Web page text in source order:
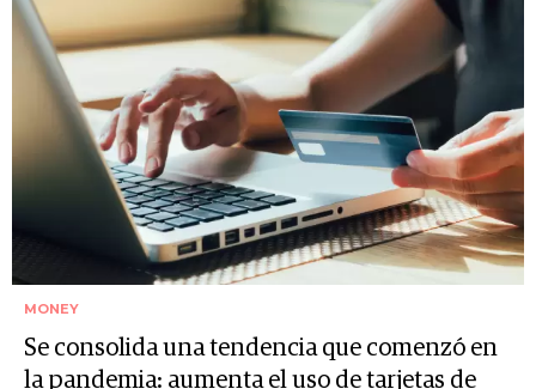
MONEY
Se consolida una tendencia que comenzó en
la pandemia: aumenta el uso de tarjetas de